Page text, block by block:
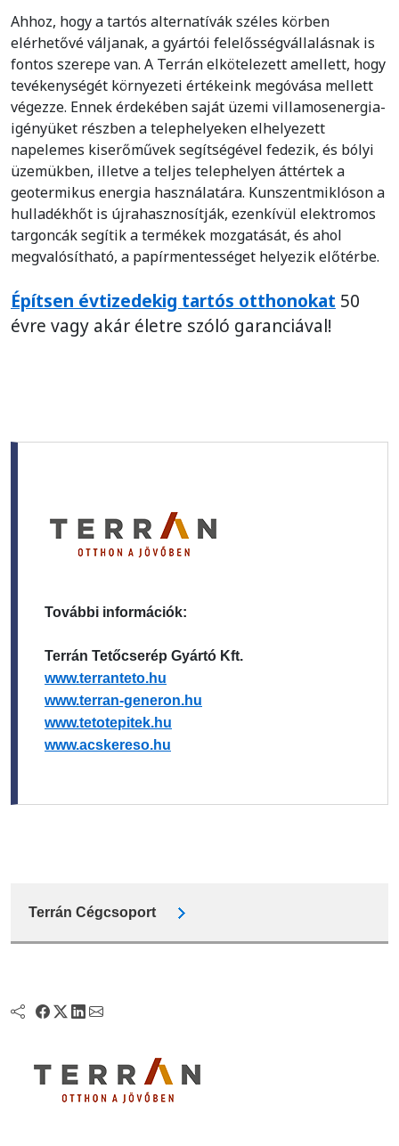
Ahhoz, hogy a tartós alternatívák széles körben
elérhetővé váljanak, a gyártói felelősségvállalásnak is
fontos szerepe van. A Terrán elkötelezett amellett, hogy
tevékenységét környezeti értékeink megóvása mellett
végezze. Ennek érdekében saját üzemi villamosenergia-
igényüket részben a telephelyeken elhelyezett
napelemes kiserőművek segítségével fedezik, és bólyi
üzemükben, illetve a teljes telephelyen áttértek a
geotermikus energia használatára. Kunszentmiklóson a
hulladékhőt is újrahasznosítják, ezenkívül elektromos
targoncák segítik a termékek mozgatását, és ahol
megvalósítható, a papírmentességet helyezik előtérbe.
Építsen évtizedekig tartós otthonokat 50
évre vagy akár életre szóló garanciával!
További információk:
Terrán Tetőcserép Gyártó Kft.
www.terranteto.hu
www.terran-generon.hu
www.tetotepitek.hu
www.acskereso.hu
Terrán Cégcsoport